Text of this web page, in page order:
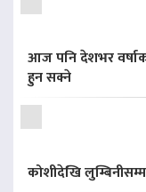
आज पनि देशभर
हुन सक्ने
कोशीदेखि